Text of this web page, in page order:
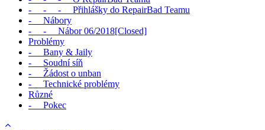
- - - Přihlášky do RepairBad Teamu
- Nábory
- - Nábor 06/2018[Closed]
Problémy
- Bany & Jaily
- Soudní síň
- Žádost o unban
- Technické problémy
Různé
- Pokec